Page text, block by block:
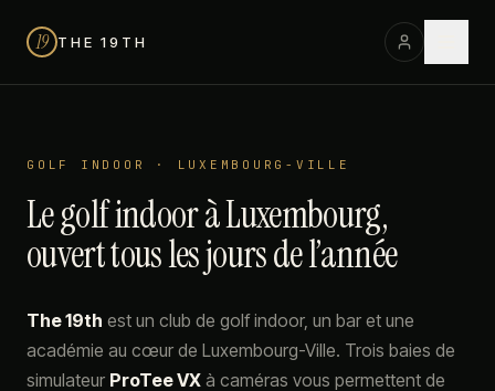
19 THE 19TH
GOLF INDOOR · LUXEMBOURG-VILLE
Le golf indoor à Luxembourg,
ouvert tous les jours de l’année
The 19th est un club de golf indoor, un bar et une
académie au cœur de Luxembourg-Ville. Trois baies de
simulateur ProTee VX à caméras vous permettent de